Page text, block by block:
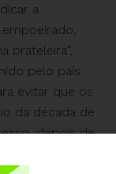
a
prateleira”,
pelo país
evitar que os
da década de
depois de
foram